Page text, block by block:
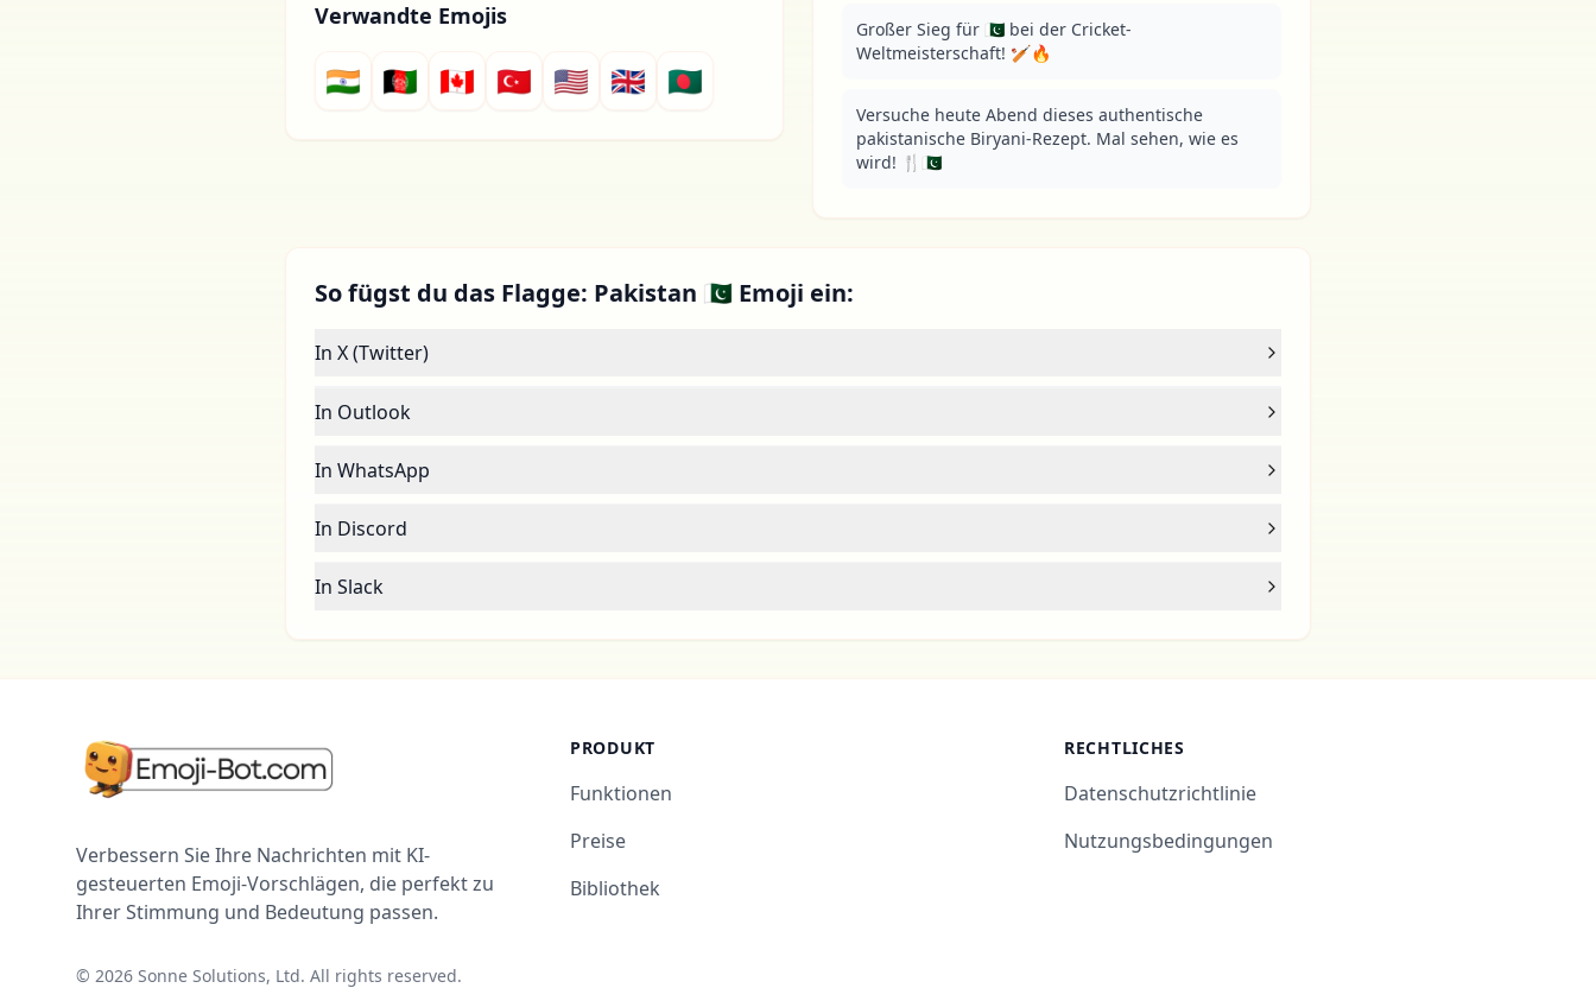
Verwandte Emojis
🇮🇳 🇦🇫 🇨🇦 🇹🇷 🇺🇸 🇬🇧 🇧🇩
Großer Sieg für 🇵🇰 bei der Cricket-
Weltmeisterschaft! 🏏🔥
Versuche heute Abend dieses authentische
pakistanische Biryani-Rezept. Mal sehen, wie es
wird! 🍴🇵🇰
So fügst du das Flagge: Pakistan 🇵🇰 Emoji ein:
In X (Twitter)
In Outlook
In WhatsApp
In Discord
In Slack
Verbessern Sie Ihre Nachrichten mit KI-
gesteuerten Emoji-Vorschlägen, die perfekt zu
Ihrer Stimmung und Bedeutung passen.
© 2026 Sonne Solutions, Ltd. All rights reserved.
PRODUKT
Funktionen
Preise
Bibliothek
RECHTLICHES
Datenschutzrichtlinie
Nutzungsbedingungen